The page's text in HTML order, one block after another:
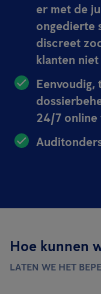
er met de
ongedierte
discreet
klanten
Eenvoudig,
24/7 online
Hoe kunnen
LATEN WE HET